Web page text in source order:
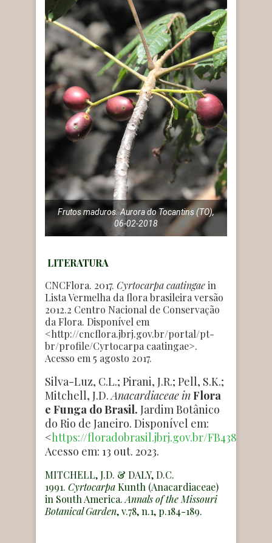
Frutos maduros. Aurora do Tocantins (TO),
06-02-2018
LITERATURA
CNCFlora. 2017. Cyrtocarpa caatingaein
Lista Vermelha da flora brasileira versão
2012.2 Centro Nacional de Conservação
da Flora. Disponível em
<http://cncflora.jbrj.gov.br/portal/pt-
br/profile/Cyrtocarpa caatingae>.
Acesso em 5 agosto 2017.
Silva-Luz, C.L.; Pirani, J.R.; Pell, S.K.;
Mitchell, J.D. AnacardiaceaeinFlora
e Funga do Brasil. Jardim Botânico
do Rio de Janeiro. Disponível em:
<https://floradobrasil.jbrj.gov.br/FB4388
Acesso em: 13 out. 2023.
MITCHELL, J.D. & DALY, D.C.
1991. CyrtocarpaKunth (Anacardiaceae)
in South America. Annals of the Missouri
Botanical Garden, v.78, n.1, p.184-189.